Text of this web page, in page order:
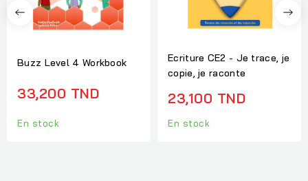
Buzz Level 4 Workbook
33,200 TND
En stock
Ecriture CE2 - Je trace, je
copie, je raconte
23,100 TND
En stock